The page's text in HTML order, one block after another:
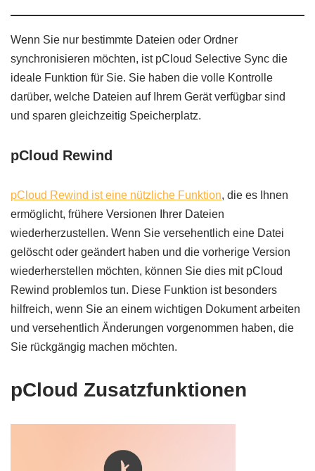
Wenn Sie nur bestimmte Dateien oder Ordner
synchronisieren möchten, ist pCloud Selective Sync die
ideale Funktion für Sie. Sie haben die volle Kontrolle
darüber, welche Dateien auf Ihrem Gerät verfügbar sind
und sparen gleichzeitig Speicherplatz.
pCloud Rewind
pCloud Rewind ist eine nützliche Funktion, die es Ihnen
ermöglicht, frühere Versionen Ihrer Dateien
wiederherzustellen. Wenn Sie versehentlich eine Datei
gelöscht oder geändert haben und die vorherige Version
wiederherstellen möchten, können Sie dies mit pCloud
Rewind problemlos tun. Diese Funktion ist besonders
hilfreich, wenn Sie an einem wichtigen Dokument arbeiten
und versehentlich Änderungen vorgenommen haben, die
Sie rückgängig machen möchten.
pCloud Zusatzfunktionen